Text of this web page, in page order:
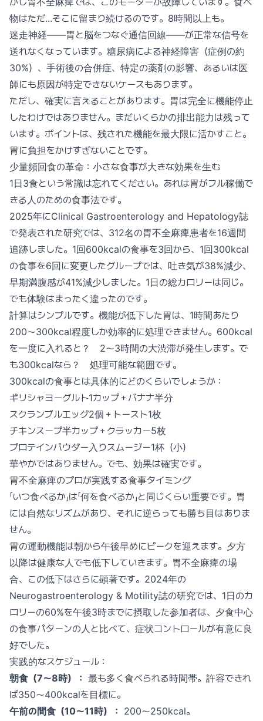
物はただ...そこに留まり続けるのです。8時間以上も。
迷走神経——胃と脳をつなぐ通信回線——が正常な信号を
送れなくなっています。糖尿病による神経障害（症例の約
30%）、手術後の合併症、特定の薬剤の影響、あるいは医
師にも原因が特定できないケースもあります。
ただし、確実に言えることがあります。胃は完全に機能停止
したわけではありません。まだいくらかの排出能力は残って
います。ポイントは、残された機能を最大限に活かすこと。
胃に負担をかけすぎないことです。
少量頻回食の革命：小さな食事が大きな効果を生む
1日3食という常識は忘れてください。あれは胃がフル稼働で
きる人のための食事法です。
2025年にClinical Gastroenterology and Hepatology誌
で発表された研究では、312名の胃不全麻痺患者を16週間
追跡しました。1回600kcalの食事を3回から、1回300kcal
の食事を6回に変更したグループでは、吐き気が38%減少、
早期満腹感が41%減少しました。1日の総カロリーは同じ。
でも体験はまったく違ったのです。
計算はシンプルです。機能が低下した胃は、1時間あたり
200〜300kcal程度しか効率的に処理できません。600kcal
を一度に入れると？ 2〜3時間の大渋滞が発生します。で
も300kcalなら？ 処理可能な範囲です。
300kcalの食事とは具体的にどのくらいでしょうか：
ギリシャヨーグルト1カップ＋バナナ半分
スクランブルエッグ2個＋トースト1枚
チキンスープ半カップ＋クラッカー5枚
プロテインパウダー入りスムージー1杯（小）
華やかではありません。でも、効果は確実です。
胃不全麻痺のプロが実践する食事タイミング
「いつ食べるか」は「何を食べるか」と同じくらい重要です。胃
には自然なリズムがあり、それに逆らっても勝ち目はありま
せん。
胃の運動機能は朝から午後早めにピークを迎えます。夕方
以降は健康な人でも低下していきます。胃不全麻痺の場
合、この低下はさらに顕著です。2024年の
Neurogastroenterology & Motility誌の研究では、1日のカ
ロリーの60%を午後3時までに摂取した参加者は、夕食中心
の食事パターンの人と比べて、症状コントロールが有意に良
好でした。
実践的なスケジュール：
朝食（7〜8時）： 最も多く食べられる時間帯。許容できれ
ば350〜400kcalを目標に。
午前の間食（10〜11時）： 200〜250kcal。